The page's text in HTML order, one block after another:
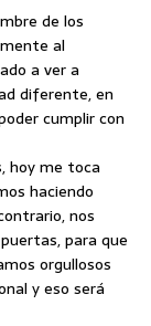
de los
al
a ver a
diferente, en
cumplir con
hoy me toca
haciendo
nos
para que
orgullosos
y eso será